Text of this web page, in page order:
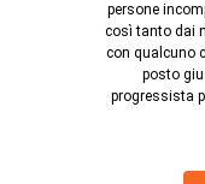
persone
così tanto dai
con qualcuno
posto
progressista